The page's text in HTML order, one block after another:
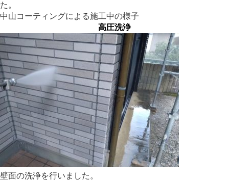
た。
中山コーティングによる施工中の様子
高圧洗浄
壁面の洗浄を行いました。